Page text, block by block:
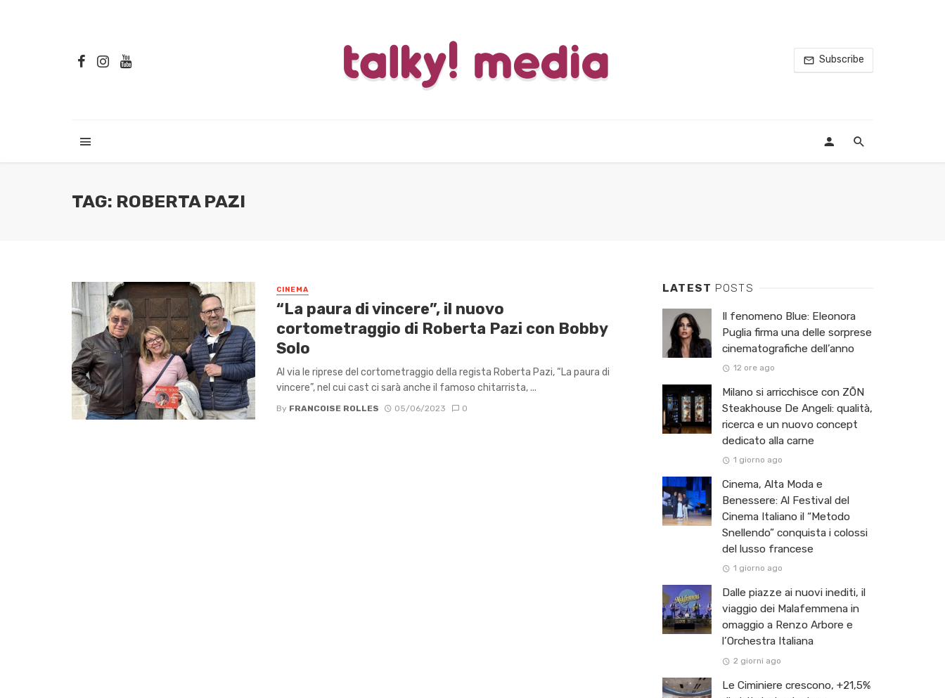
Subscribe
TAG: ROBERTA PAZI
CINEMA
“La paura di vincere”, il nuovo
cortometraggio di Roberta Pazi con Bobby
Solo
Al via le riprese del cortometraggio della regista Roberta Pazi, “La paura di
vincere”, nel cui cast ci sarà anche il famoso chitarrista, ...
By FRANCOISE ROLLES 05/06/2023 0
LATEST POSTS
Il fenomeno Blue: Eleonora
Puglia firma una delle sorprese
cinematografiche dell’anno
12 ore ago
Milano si arricchisce con ZŌN
Steakhouse De Angeli: qualità,
ricerca e un nuovo concept
dedicato alla carne
1 giorno ago
Cinema, Alta Moda e
Benessere: Al Festival del
Cinema Italiano il “Metodo
Snellendo” conquista i colossi
del lusso francese
1 giorno ago
Dalle piazze ai nuovi inediti, il
viaggio dei Malafemmena in
omaggio a Renzo Arbore e
l’Orchestra Italiana ​
2 giorni ago
Le Ciminiere crescono, +21,5%